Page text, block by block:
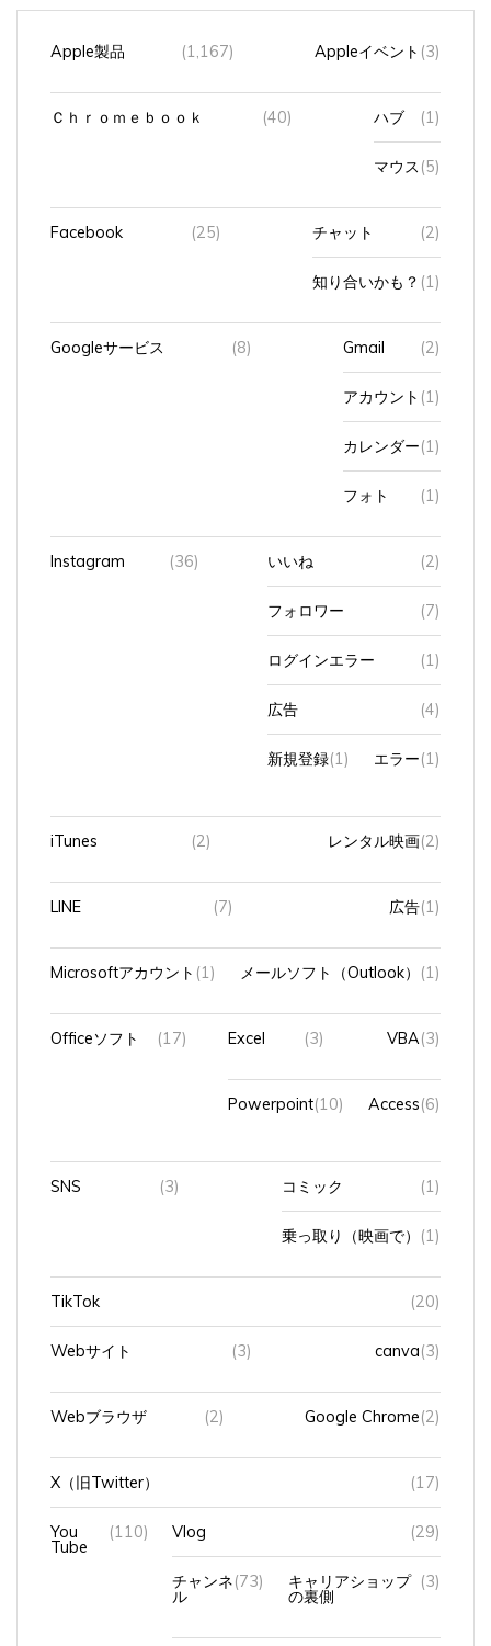
Ｃｈｒｏｍｅｂｏｏｋ (40) ハブ (1)
マウス(5)
Facebook (25) チャット (2)
知り合いかも？(1)
Googleサービス (8) Gmail (2)
アカウント(1)
カレンダー(1)
フォト (1)
Instagram (36) いいね (2)
フォロワー (7)
ログインエラー (1)
広告 (4)
新規登録(1) エラー(1)
iTunes (2) レンタル映画(2)
LINE (7) 広告(1)
Microsoftアカウント(1) メールソフト（Outlook）(1)
Officeソフト (17) Excel (3) VBA(3)
Powerpoint(10) Access(6)
SNS (3) コミック (1)
乗っ取り（映画で）(1)
TikTok (20)
Webサイト (3) canva(3)
Webブラウザ (2) Google Chrome(2)
X（旧Twitter） (17)
You (110) Vlog (29)
チャンネ(73) キャリアショップ (3)
ライブ配信者 (1)